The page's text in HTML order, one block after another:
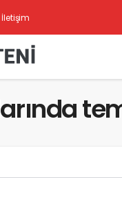
İletişim